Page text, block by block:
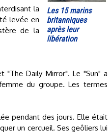
Les 15 marins
britanniques
après leur
libération
la
levée en
de la
"The Daily Mirror". Le "Sun" a
du groupe. Les termes
pendant des jours. Elle était
un cercueil. Ses geôliers lui